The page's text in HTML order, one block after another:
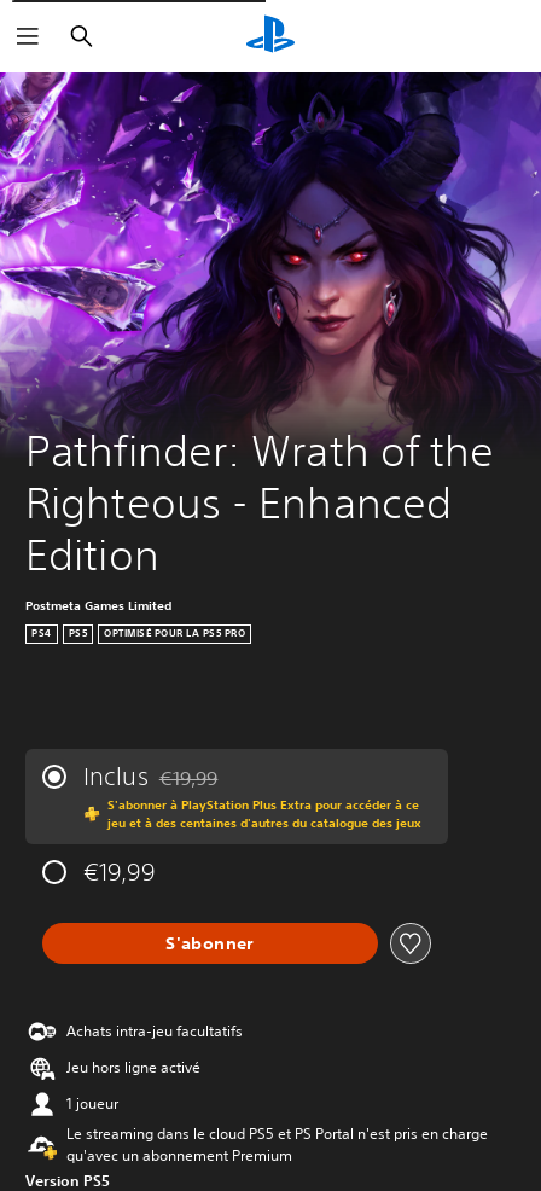
Rechercher
Pathfinder: Wrath of the
Righteous - Enhanced
Edition
Postmeta Games Limited
PS4 PS5 OPTIMISÉ POUR LA PS5 PRO
Inclus Remise par rapport au prix d'origine de €19,99
€19,99
S'abonner à PlayStation Plus Extra pour accéder à ce
jeu et à des centaines d'autres du catalogue des jeux
€19,99
S'abonner
Achats intra-jeu facultatifs
Jeu hors ligne activé
1 joueur
Le streaming dans le cloud PS5 et PS Portal n'est pris en charge
qu'avec un abonnement Premium
Version PS5